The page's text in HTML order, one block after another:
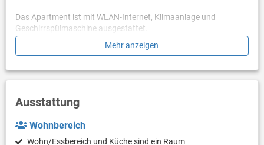
Das Apartment ist mit WLAN-Internet, Klimaanlage und
Geschirrspülmaschine ausgestattet.
Im Außenbereich steht Ihnen ein eigener, möblierter Balkon so
Grillen ist erlaubt, Sie müssten jedoch einen eigenen Grill
Mehr anzeigen
Ausstattung
Wohnbereich
Wohn/Essbereich und Küche sind ein Raum